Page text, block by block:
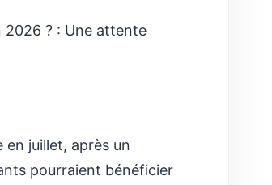
2026 ? : Une attente
en juillet, après un
pourraient bénéficier